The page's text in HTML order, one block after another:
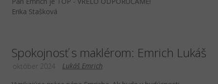
Erika Stašková
Spokojnosť s maklérom: Emrich Lukáš
Lukáš Emrich
október 2024